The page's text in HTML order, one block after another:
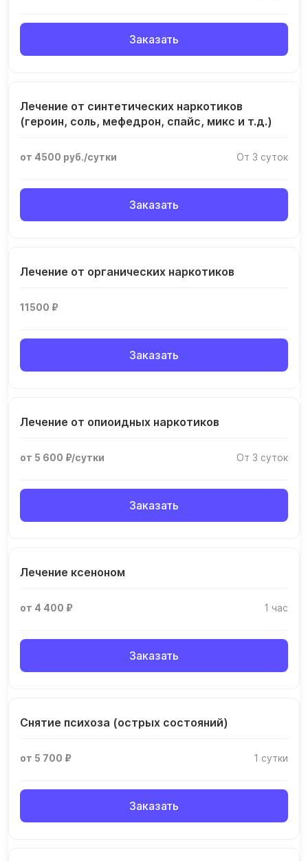
Заказать
Лечение от синтетических наркотиков
(героин, соль, мефедрон, спайс, микс и т.д.)
от 4500 руб./сутки От 3 суток
Заказать
Лечение от органических наркотиков
11500 ₽
Заказать
Лечение от опиоидных наркотиков
от 5 600 ₽/сутки От 3 суток
Заказать
Лечение ксеноном
от 4 400 ₽ 1 час
Заказать
Снятие психоза (острых состояний)
от 5 700 ₽ 1 сутки
Заказать